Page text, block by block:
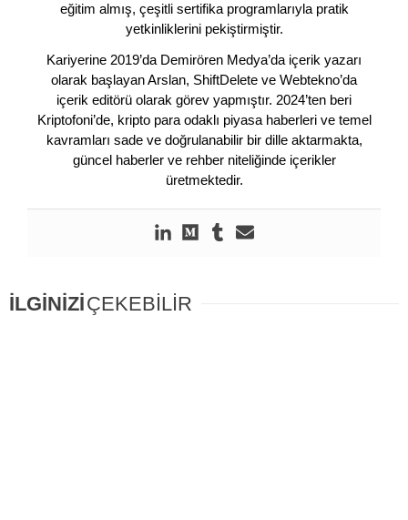
eğitim almış, çeşitli sertifika programlarıyla pratik
yetkinliklerini pekiştirmiştir.
Kariyerine 2019’da Demirören Medya’da içerik yazarı
olarak başlayan Arslan, ShiftDelete ve Webtekno’da
içerik editörü olarak görev yapmıştır. 2024’ten beri
Kriptofoni’de, kripto para odaklı piyasa haberleri ve temel
kavramları sade ve doğrulanabilir bir dille aktarmakta,
güncel haberler ve rehber niteliğinde içerikler
üretmektedir.
İLGİNİZİÇEKEBİLİR